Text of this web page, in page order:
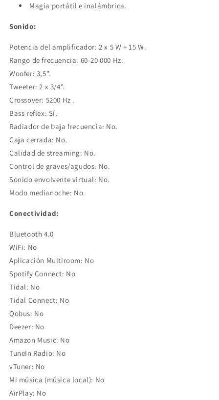
Magia portátil e inalámbrica.
Sonido:
Potencia del amplificador: 2 x 5 W + 15 W.
Rango de frecuencia: 60-20 000 Hz.
Woofer: 3,5".
Tweeter: 2 x 3/4".
Crossover: 5200 Hz .
Bass reflex: Sí.
Radiador de baja frecuencia: No.
Caja cerrada: No.
Calidad de streaming: No.
Control de graves/agudos: No.
Sonido envolvente virtual: No.
Modo medianoche: No.
Conectividad:
Bluetooth 4.0
WiFi: No
Aplicación Multiroom: No
Spotify Connect: No
Tidal: No
Tidal Connect: No
Qobus: No
Deezer: No
Amazon Music: No
TuneIn Radio: No
vTuner: No
Mi música (música local): No
AirPlay: No